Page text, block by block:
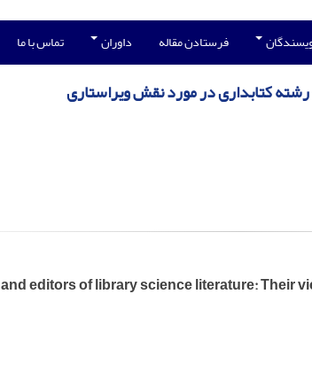
فرستادن مقاله داوران تماس با ما
کتابداری در مورد نقش ویراستاری
editors of library science literature: Their